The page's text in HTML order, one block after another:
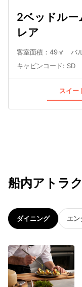
2ベッドルー
レア
客室面積：49㎡ バ
キャビンコード: SD
スイー
船内アトラ
ダイニング エン